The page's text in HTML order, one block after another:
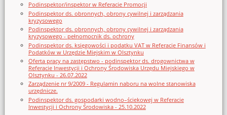
Podinspektor/inspektor w Referacie Promocji
Podinspektor ds. obronnych, obrony cywilnej i zarządzania
kryzysowego
Podinspektor ds. obronnych, obrony cywilnej i zarządzania
kryzysowego - pełnomocnik ds. ochrony
Podinspektor ds. księgowości i podatku VAT w Referacie Finansów i
Podatków w Urzędzie Miejskim w Olsztynku
Oferta pracy na zastępstwo - podinspektor ds. drogownictwa w
Referacie Inwestycji i Ochrony Środowiska Urzędu Miejskiego w
Olsztynku - 26.07.2022
Zarządzenie nr 9/2009 - Regulamin naboru na wolne stanowiska
urzędnicze.
Podinspektor ds. gospodarki wodno–ściekowej w Referacie
Inwestycji i Ochrony Środowiska - 25.10.2022